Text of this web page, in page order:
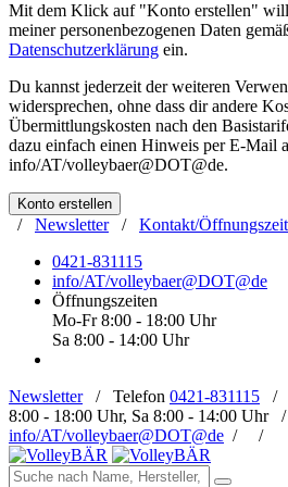
Mit dem Klick auf "Konto erstellen"
meiner personenbezogenen Daten
Datenschutzerklärung ein.
Du kannst jederzeit der weiteren
widersprechen, ohne dass dir andere
Übermittlungskosten nach den
dazu einfach einen Hinweis per E-Mail
info/AT/volleybaer@DOT@de.
Konto erstellen
/ Newsletter/ Kontakt/
0421-831115
info/AT/volleybaer@DOT@de
Öffnungszeiten
Mo-Fr 8:00 - 18:00 Uhr
Sa 8:00 - 14:00 Uhr
Newsletter/ Telefon 0421-831115 /
8:00 - 18:00 Uhr, Sa 8:00 - 14:00 Uhr
info/AT/volleybaer@DOT@de / /